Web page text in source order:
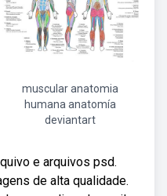
muscular anatomia
humana anatomía
deviantart
e arquivos psd.
de alta qualidade.